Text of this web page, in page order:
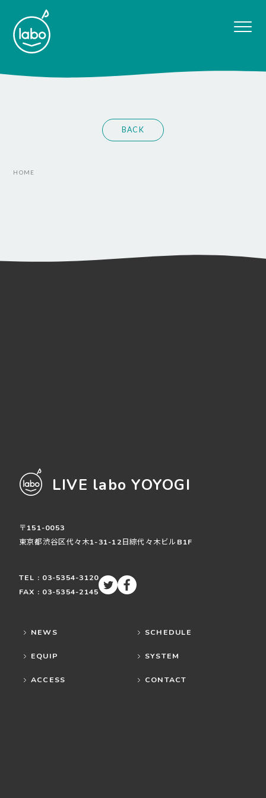
BACK
HOME
LIVE labo YOYOGI
〒151-0053
東京都渋谷区代々木1-31-12日綜代々木ビルB1F
TEL : 03-5354-3120
FAX : 03-5354-2145
NEWS SCHEDULE
EQUIP SYSTEM
ACCESS CONTACT